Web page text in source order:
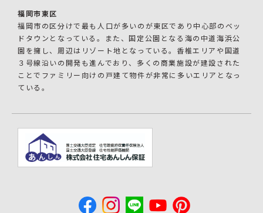
福岡市東区
福岡市の区分けで最も人口が多いのが東区であり中心部のベッ
ドタウンとなっている。また、国定公園となる海の中道海浜公
園を擁し、周辺はリゾート地となっている。香椎エリアや国道
３号線沿いの開発も進んでおり、多くの商業施設が建設された
ことでファミリー向けの戸建て物件が非常に多いエリアとなっ
ている。